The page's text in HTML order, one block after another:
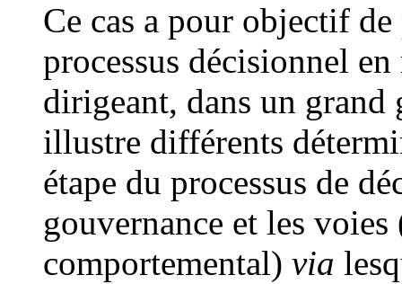
Ce cas a pour objectif
processus décisionnel
dirigeant, dans un grand
illustre différents
étape du processus de
gouvernance et les
comportemental) via